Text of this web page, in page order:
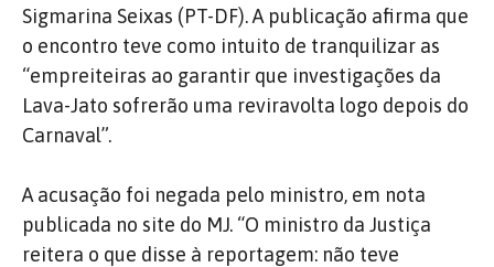
Sigmarina Seixas (PT-DF). A publicação afirma que
o encontro teve como intuito de tranquilizar as
“empreiteiras ao garantir que investigações da
Lava-Jato sofrerão uma reviravolta logo depois do
Carnaval”.
A acusação foi negada pelo ministro, em nota
publicada no site do MJ. “O ministro da Justiça
reitera o que disse à reportagem: não teve